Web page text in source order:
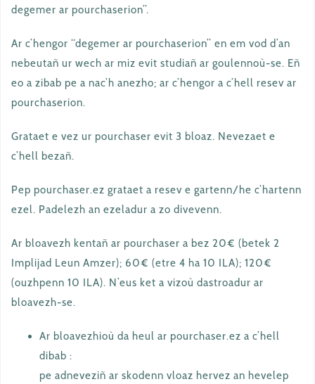
degemer ar pourchaserion”.
Ar c’hengor “degemer ar pourchaserion” en em vod d’an
nebeutañ ur wech ar miz evit studiañ ar goulennoù-se. Eñ
eo a zibab pe a nac’h anezho; ar c’hengor a c’hell resev ar
pourchaserion.
Grataet e vez ur pourchaser evit 3 bloaz. Nevezaet e
c’hell bezañ.
Pep pourchaser.ez grataet a resev e gartenn/he c’hartenn
ezel. Padelezh an ezeladur a zo divevenn.
Ar bloavezh kentañ ar pourchaser a bez 20€ (betek 2
Implijad Leun Amzer); 60€ (etre 4 ha 10 ILA); 120€
(ouzhpenn 10 ILA). N’eus ket a vizoù dastroadur ar
bloavezh-se.
Ar bloavezhioù da heul ar pourchaser.ez a c’hell
dibab :
pe adneveziñ ar skodenn vloaz hervez an hevelep